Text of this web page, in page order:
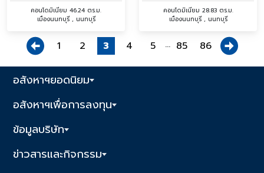
คอนโดมิเนียม 46.24 ตร.ม.
เมืองนนทบุรี , นนทบุรี
คอนโดมิเนียม 28.83 ตร.ม.
เมืองนนทบุรี , นนทบุรี
1 2 3 4 5 ... 85 86
อสังหาฯยอดนิยม
อสังหาฯเพื่อการลงทุน
ข้อมูลบริษัท
ข่าวสารและกิจกรรม